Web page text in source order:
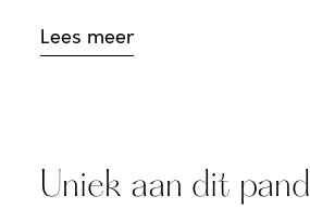
Lees meer
Uniek aan dit pand